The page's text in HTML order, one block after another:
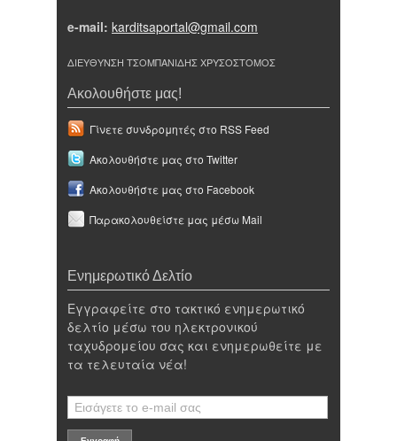
e-mail: karditsaportal@gmail.com
ΔΙΕΥΘΥΝΣΗ ΤΣΟΜΠΑΝΙΔΗΣ ΧΡΥΣΟΣΤΟΜΟΣ
Ακολουθήστε μας!
Γίνετε συνδρομητές στο RSS Feed
Ακολουθήστε μας στο Twitter
Ακολουθήστε μας στο Facebook
Παρακολουθείστε μας μέσω Mail
Ενημερωτικό Δελτίο
Εγγραφείτε στο τακτικό ενημερωτικό
δελτίο μέσω του ηλεκτρονικού
ταχυδρομείου σας και ενημερωθείτε με
τα τελευταία νέα!